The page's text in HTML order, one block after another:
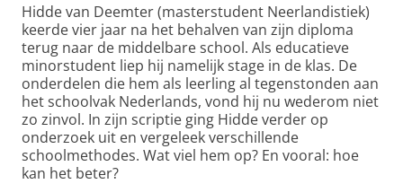
Hidde van Deemter (masterstudent Neerlandistiek)
keerde vier jaar na het behalven van zijn diploma
terug naar de middelbare school. Als educatieve
minorstudent liep hij namelijk stage in de klas. De
onderdelen die hem als leerling al tegenstonden aan
het schoolvak Nederlands, vond hij nu wederom niet
zo zinvol. In zijn scriptie ging Hidde verder op
onderzoek uit en vergeleek verschillende
schoolmethodes. Wat viel hem op? En vooral: hoe
kan het beter?